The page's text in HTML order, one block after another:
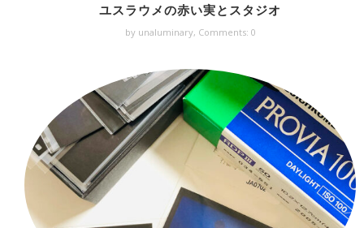
ユスラウメの赤い実とスタジオ
by unaluminary, Comments: 0